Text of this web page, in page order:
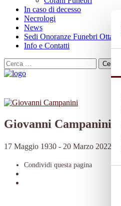
In caso di decesso
Necrologi
News
Sedi Onoranze Funebri Ottani
Info e Contatti
Cerca
per:
Giovanni Campanini
17 Maggio 1930 - 20 Marzo 2022
Condividi questa pagina